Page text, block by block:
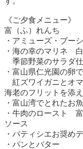
《ご夕食メニュー》
富（ふ）れんち
・アミューズ・ブーシ
・海の幸のマリネ
季節野菜のサラダ
・富山県仁光園の卵
紅ズワイガニとオ
海老のフリットを添
・富山湾でとれたお
・牛肉のロースト
ソース
・パティシエお奨め
・パンとバター